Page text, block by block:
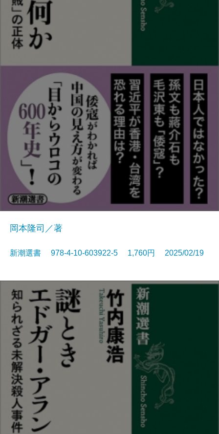
岡本隆司／著
新潮選書 978-4-10-603922-5 1,760円 2025/02/19